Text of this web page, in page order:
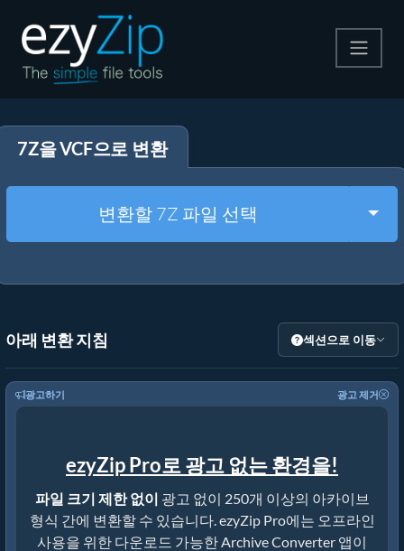
압축 해제
기타 도구
7Z을 VCF으로 변환
변환할 7Z 파일 선택
아래 변환 지침 섹션으로 이동
광고하기 광고 제거
ezyZip Pro로 광고 없는 환경을!
파일 크기 제한 없이 광고 없이 250개 이상의 아카이브
형식 간에 변환할 수 있습니다. ezyZip Pro에는 오프라인
사용을 위한 다운로드 가능한 Archive Converter 앱이